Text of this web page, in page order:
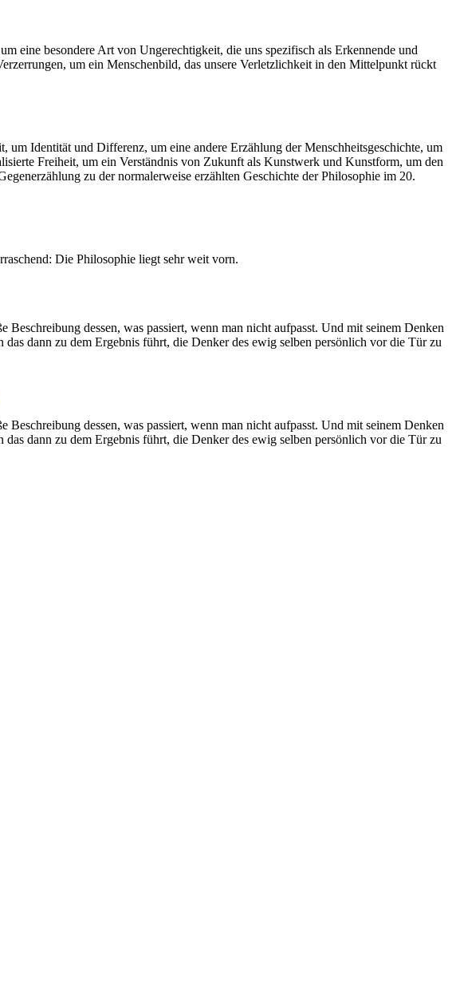
eine besondere Art von Ungerechtigkeit, die uns spezifisch als Erkennende und
um ein Menschenbild, das unsere Verletzlichkeit in den Mittelpunkt rückt
Identität und Differenz, um eine andere Erzählung der Menschheitsgeschichte, um
Freiheit, um ein Verständnis von Zukunft als Kunstwerk und Kunstform, um den
zu der normalerweise erzählten Geschichte der Philosophie im 20.
Die Philosophie liegt sehr weit vorn.
dessen, was passiert, wenn man nicht aufpasst. Und mit seinem Denken
dann zu dem Ergebnis führt, die Denker des ewig selben persönlich vor die Tür zu
dessen, was passiert, wenn man nicht aufpasst. Und mit seinem Denken
dann zu dem Ergebnis führt, die Denker des ewig selben persönlich vor die Tür zu